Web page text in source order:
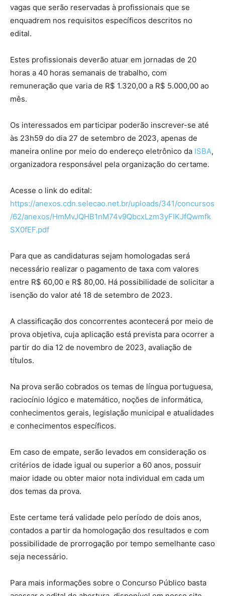
vagas que serão reservadas à profissionais que se
enquadrem nos requisitos específicos descritos no
edital.
Estes profissionais deverão atuar em jornadas de 20
horas a 40 horas semanais de trabalho, com
remuneração que varia de R$ 1.320,00 a R$ 5.000,00 ao
mês.
Os interessados em participar poderão inscrever-se até
às 23h59 do dia 27 de setembro de 2023, apenas de
maneira online por meio do endereço eletrônico da ISBA,
organizadora responsável pela organização do certame.
Acesse o link do edital:
https://anexos.cdn.selecao.net.br/uploads/341/concursos
/62/anexos/HmMvJQHB1nM74v9QbcxLzm3yFIKJfQwmfk
SX0fEF.pdf
Para que as candidaturas sejam homologadas será
necessário realizar o pagamento de taxa com valores
entre R$ 60,00 e R$ 80,00. Há possibilidade de solicitar a
isenção do valor até 18 de setembro de 2023.
A classificação dos concorrentes acontecerá por meio de
prova objetiva, cuja aplicação está prevista para ocorrer a
partir do dia 12 de novembro de 2023, avaliação de
títulos.
Na prova serão cobrados os temas de língua portuguesa,
raciocínio lógico e matemático, noções de informática,
conhecimentos gerais, legislação municipal e atualidades
e conhecimentos específicos.
Em caso de empate, serão levados em consideração os
critérios de idade igual ou superior a 60 anos, possuir
maior idade ou obter maior nota individual em cada um
dos temas da prova.
Este certame terá validade pelo período de dois anos,
contados a partir da homologação dos resultados e com
possibilidade de prorrogação por tempo semelhante caso
seja necessário.
Para mais informações sobre o Concurso Público basta